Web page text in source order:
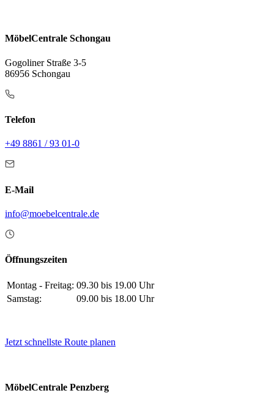
MöbelCentrale Schongau
Gogoliner Straße 3-5
86956 Schongau
Telefon
+49 8861 / 93 01-0
E-Mail
info@moebelcentrale.de
Öffnungszeiten
Montag - Freitag: 09.30 bis 19.00 Uhr
Samstag:
09.00 bis 18.00 Uhr
Jetzt schnellste Route planen
MöbelCentrale Penzberg